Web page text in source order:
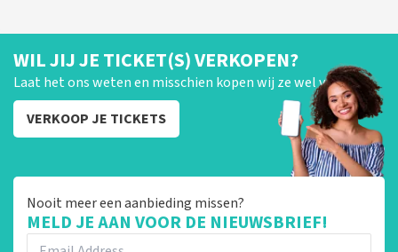
WIL JIJ JE TICKET(S) VERKOPEN?
Laat het ons weten en misschien kopen wij ze wel van je!
VERKOOP JE TICKETS
Nooit meer een aanbieding missen?
MELD JE AAN VOOR DE NIEUWSBRIEF!